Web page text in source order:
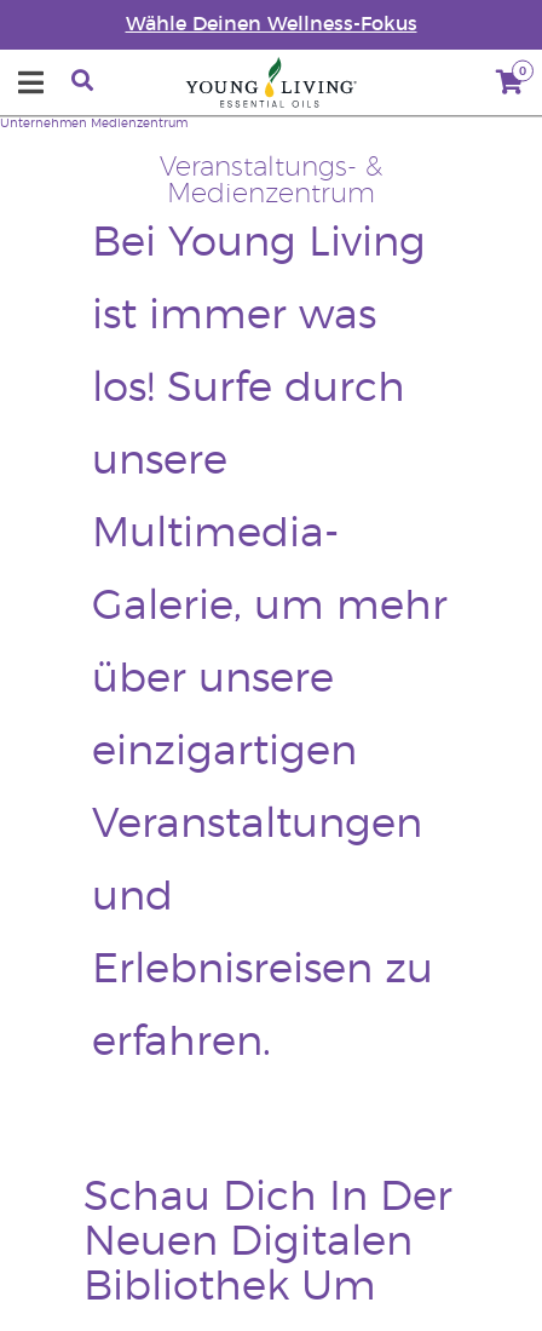
Wähle Deinen Wellness-Fokus
0
Veranstaltungs- &
Medienzentrum
Bei Young Living
ist immer was
los! Surfe durch
unsere
Multimedia-
Galerie, um mehr
über unsere
einzigartigen
Veranstaltungen
und
Erlebnisreisen zu
erfahren.
Unternehmen Medienzentrum
Schau Dich In Der
Neuen Digitalen
Bibliothek Um